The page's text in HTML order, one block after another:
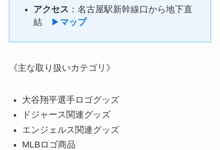
アクセス ：名古屋駅新幹線口から地下直
結
▶ マップ
《主な取り扱いカテゴリ》
大谷翔平選手ロゴグッズ
ドジャース関連グッズ
エンジェルス関連グッズ
MLBロゴ商品